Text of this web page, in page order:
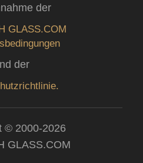
der
GLASS.COM
der
© 2000-2026
GLASS.COM